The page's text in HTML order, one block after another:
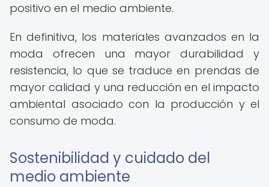
positivo en el medio ambiente.
En definitiva, los materiales avanzados en la
moda ofrecen una mayor durabilidad y
resistencia, lo que se traduce en prendas de
mayor calidad y una reducción en el impacto
ambiental asociado con la producción y el
consumo de moda.
Sostenibilidad y cuidado del
medio ambiente